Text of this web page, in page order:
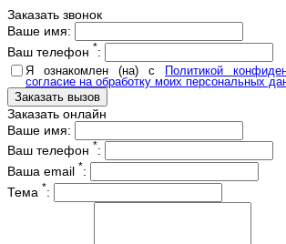
Заказать звонок
Ваше имя:
Ваш телефон *:
Я ознакомлен (на) с Политикой
согласие на обработку моих персональных
Заказать онлайн
Ваше имя:
Ваш телефон *:
Ваша email *:
Тема *: